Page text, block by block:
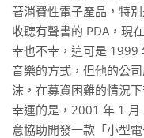
著消費性電子產品，特
收聽有聲書的 PDA，現
幸也不幸，這可是 1999
音樂的方式，但他的公
沫，在募資困難的情況
幸運的是，2001 年 1
意協助開發一款「小型電